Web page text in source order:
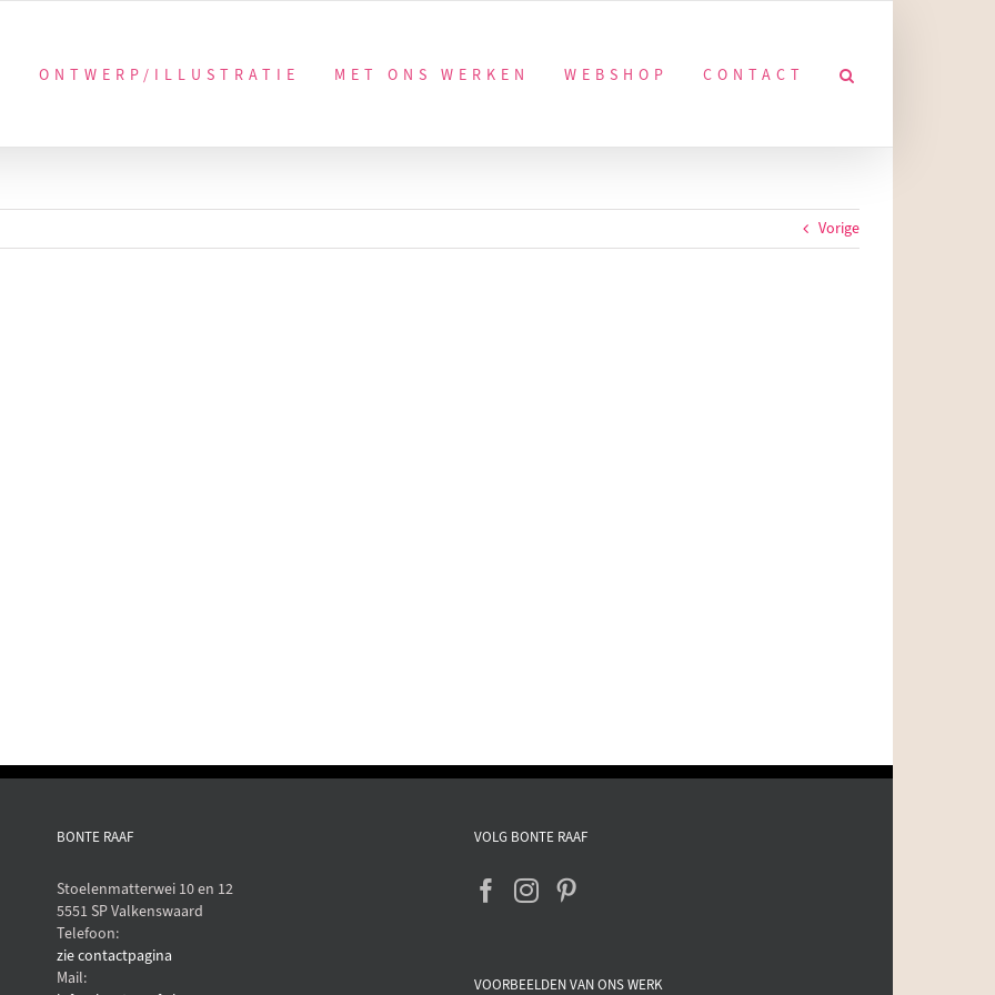
ONTWERP/ILLUSTRATIE
MET ONS WERKEN WEBSHOP CONTACT
Vorige
BONTE RAAF
Stoelenmatterwei 10 en 12
5551 SP Valkenswaard
Telefoon:
zie contactpagina
Mail:
VOLG BONTE RAAF
VOORBEELDEN VAN ONS WERK